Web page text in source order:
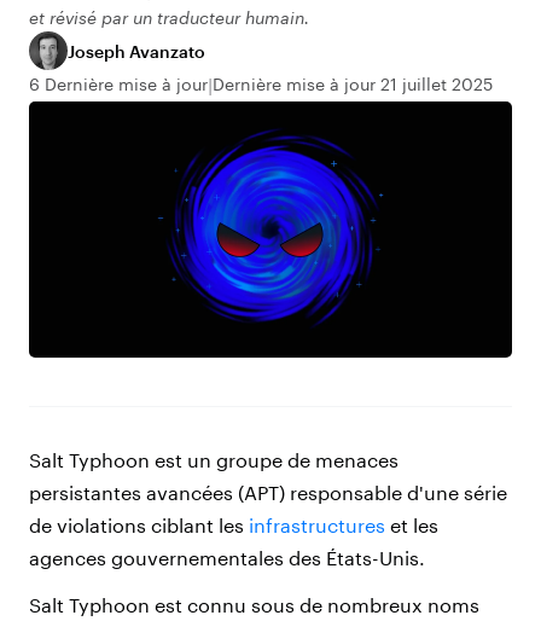
et révisé par un traducteur humain.
Joseph Avanzato
6 Dernière mise à jour Dernière mise à jour 21 juillet 2025
Salt Typhoon est un groupe de menaces
persistantes avancées (APT) responsable d'une série
de violations ciblant les infrastructures et les
agences gouvernementales des États-Unis.
Salt Typhoon est connu sous de nombreux noms